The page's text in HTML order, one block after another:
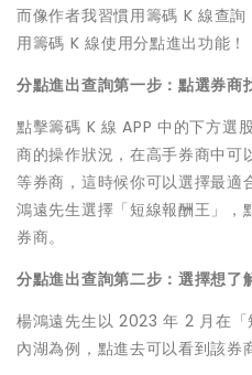
而像作者我習慣用籌碼 K 線查
用籌碼 K 線使用分點進出功能！
分點進出查詢第一步：點選券商
點擊籌碼 K 線 APP 中的下方選
商的操作狀況，在高手券商中可
等券商，這時候你可以選擇最適
鴻遠先生選擇「短線報酬王」，
券商。
分點進出查詢第二步：選擇想了
楊鴻遠先生以 2023 年 2 月在
內湖為例，點進去可以看到該券